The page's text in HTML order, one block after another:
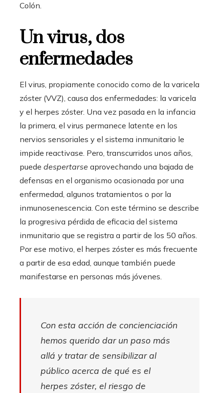
Colón.
Un virus, dos
enfermedades
El virus, propiamente conocido como de la varicela
zóster (VVZ), causa dos enfermedades: la varicela
y el herpes zóster. Una vez pasada en la infancia
la primera, el virus permanece latente en los
nervios sensoriales y el sistema inmunitario le
impide reactivase. Pero, transcurridos unos años,
puede despertarse aprovechando una bajada de
defensas en el organismo ocasionada por una
enfermedad, algunos tratamientos o por la
inmunosenescencia. Con este término se describe
la progresiva pérdida de eficacia del sistema
inmunitario que se registra a partir de los 50 años.
Por ese motivo, el herpes zóster es más frecuente
a partir de esa edad, aunque también puede
manifestarse en personas más jóvenes.
Con esta acción de concienciación
hemos querido dar un paso más
allá y tratar de sensibilizar al
público acerca de qué es el
herpes zóster, el riesgo de